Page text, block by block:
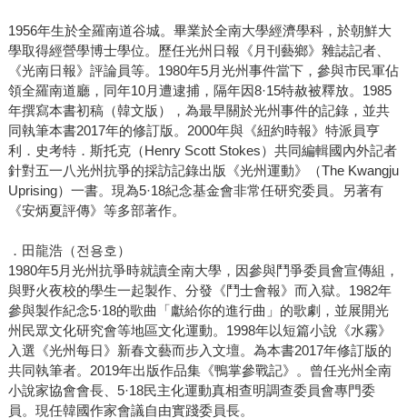
1956年生於全羅南道谷城。畢業於全南大學經濟學科，於朝鮮大
學取得經營學博士學位。歷任光州日報《月刊藝鄉》雜誌記者、
《光南日報》評論員等。1980年5月光州事件當下，參與市民軍佔
領全羅南道廳，同年10月遭逮捕，隔年因8·15特赦被釋放。1985
年撰寫本書初稿（韓文版），為最早關於光州事件的記錄，並共
同執筆本書2017年的修訂版。2000年與《紐約時報》特派員亨
利．史考特．斯托克（Henry Scott Stokes）共同編輯國內外記者
針對五一八光州抗爭的採訪記錄出版《光州運動》（The Kwangju
Uprising）一書。現為5·18紀念基金會非常任研究委員。另著有
《安炳夏評傳》等多部著作。
．田龍浩（전용호）
1980年5月光州抗爭時就讀全南大學，因參與鬥爭委員會宣傳組，
與野火夜校的學生一起製作、分發《鬥士會報》而入獄。1982年
參與製作紀念5·18的歌曲「獻給你的進行曲」的歌劇，並展開光
州民眾文化研究會等地區文化運動。1998年以短篇小說《水霧》
入選《光州每日》新春文藝而步入文壇。為本書2017年修訂版的
共同執筆者。2019年出版作品集《鴨掌參戰記》。曾任光州全南
小說家協會會長、5·18民主化運動真相查明調查委員會專門委
員。現任韓國作家會議自由實踐委員長。